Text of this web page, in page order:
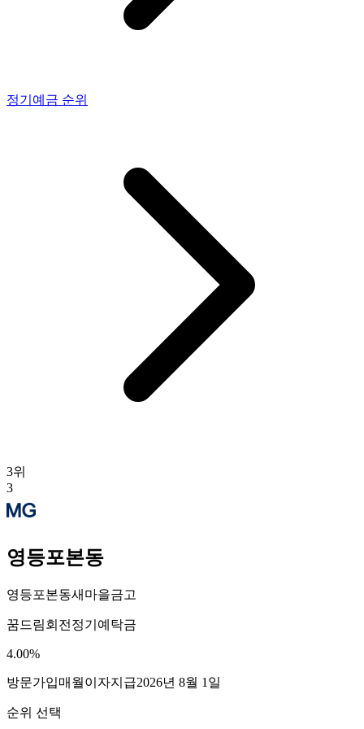
정기예금 순위
3위
3
영등포본동
영등포본동새마을금고
꿈드림회전정기예탁금
4.00%
방문가입매월이자지급2026년 8월 1일
순위 선택